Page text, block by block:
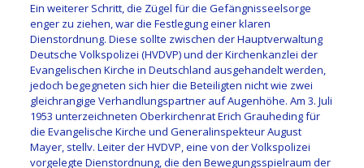
Ein weiterer Schritt, die Zügel für die Gefängnisseelsorge
enger zu ziehen, war die Festlegung einer klaren
Dienstordnung. Diese sollte zwischen der Hauptverwaltung
Deutsche Volkspolizei (HVDVP) und der Kirchenkanzlei der
Evangelischen Kirche in Deutschland ausgehandelt werden,
jedoch begegneten sich hier die Beteiligten nicht wie zwei
gleichrangige Verhandlungspartner auf Augenhöhe. Am 3. Juli
1953 unterzeichneten Oberkirchenrat Erich Grauheding für
die Evangelische Kirche und Generalinspekteur August
Mayer, stellv. Leiter der HVDVP, eine von der Volkspolizei
vorgelegte Dienstordnung, die den Bewegungsspielraum der